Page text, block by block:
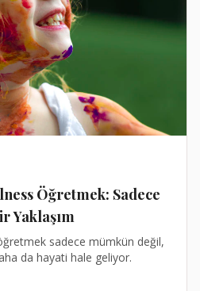
Öğretmek: Sadece
Yaklaşım
sadece mümkün değil,
da hayati hale geliyor.